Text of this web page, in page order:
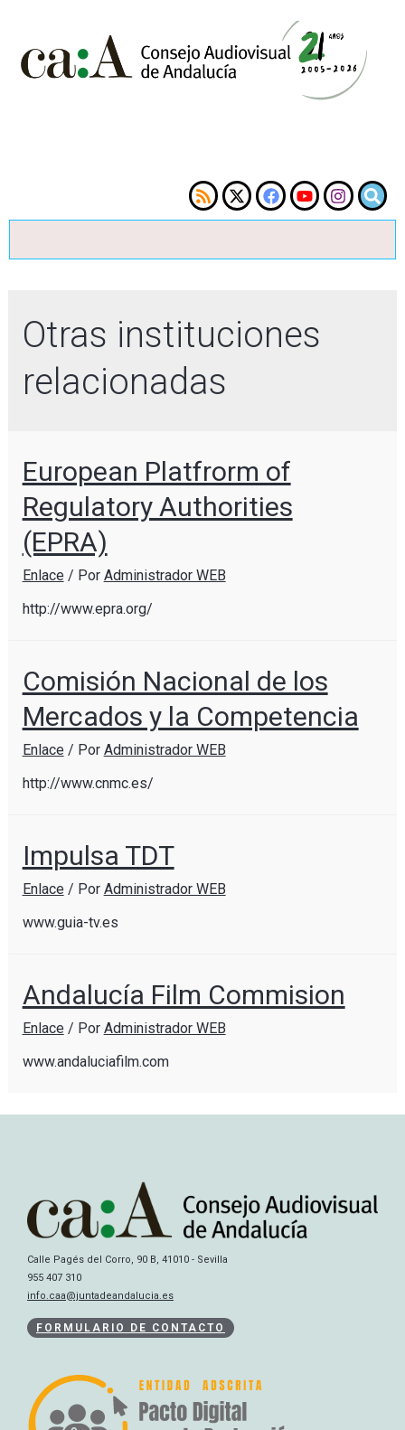
Otras instituciones
relacionadas
European Platfrorm of
Regulatory Authorities
(EPRA)
Enlace/ Por Administrador WEB
http://www.epra.org/
Comisión Nacional de los
Mercados y la Competencia
Enlace/ Por Administrador WEB
http://www.cnmc.es/
Impulsa TDT
Enlace/ Por Administrador WEB
www.guia-tv.es
Andalucía Film Commision
Enlace/ Por Administrador WEB
www.andaluciafilm.com
Calle Pagés del Corro, 90 B, 41010 - Sevilla
955 407 310
info.caa@juntadeandalucia.es
FORMULARIO DE CONTACTO